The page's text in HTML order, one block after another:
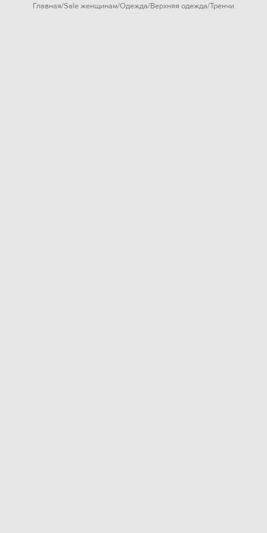
Главная Sale женщинам Одежда Верхняя одежда Тренчи